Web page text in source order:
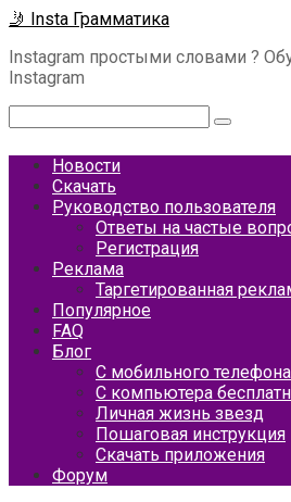
Перейти
контенту
🤳 Insta Грамматика
Instagram простыми словами ?
Instagram
Новости
Скачать
Руководство пользователя
Ответы на частые
Регистрация
Реклама
Таргетированная
Популярное
FAQ
Блог
С мобильного телефона
С компьютера
Личная жизнь звезд
Пошаговая инструкция
Скачать приложения
Форум